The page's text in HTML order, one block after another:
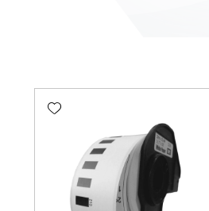
Add wishlist